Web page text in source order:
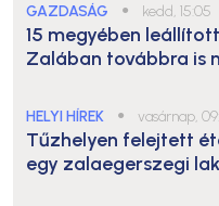
GAZDASÁG ● kedd, 15:05
15 megyében
Zalában továbbra is
HELYI HÍREK ● vasárnap,
Tűzhelyen felejtett
egy zalaegerszegi